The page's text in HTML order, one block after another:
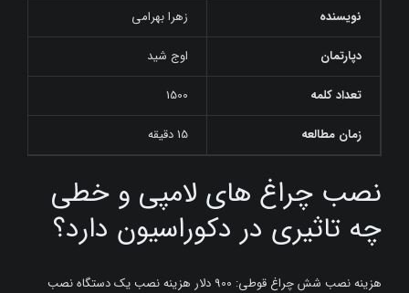
نویسنده زهرا بهرامی
دپارتمان اوج شید
تعداد کلمه 1500
زمان مطالعه 15 دقیقه
نصب چراغ های لامپی و خطی
چه تاثیری در دکوراسیون دارد؟
هزینه نصب شش چراغ قوطی: 900 دلار هزینه نصب یک دستگاه نصب